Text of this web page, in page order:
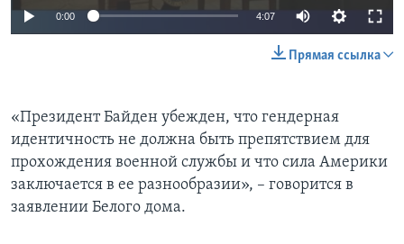
0:00 4:07
Прямая ссылка
«Президент Байден убежден, что гендерная
идентичность не должна быть препятствием для
прохождения военной службы и что сила Америки
заключается в ее разнообразии», – говорится в
заявлении Белого дома.